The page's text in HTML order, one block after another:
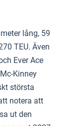
lång, 59
TEU. Även
Ever Ace
Kinney
största
notera att
ut den